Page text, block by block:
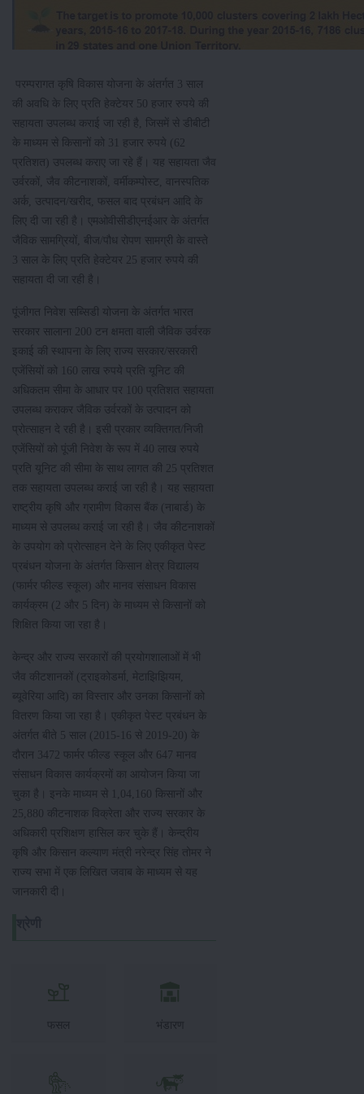
परम्परागत कृषि विकास योजना के अंतर्गत 3 साल
की अवधि के लिए प्रति हेक्टेयर 50 हजार रुपये की
सहायता उपलब्ध कराई जा रही है, जिसमें से डीबीटी
के माध्यम से किसानों को 31 हजार रुपये (62
प्रतिशत) उपलब्ध कराए जा रहे हैं। यह सहायता जैव
उर्वरकों, जैव कीटनाशकों, वर्मीकम्पोस्ट, वानस्पतिक
अर्क, उत्पादन/खरीद, फसल बाद प्रबंधन आदि के
लिए दी जा रही है। एमओवीसीडीएनईआर के अंतर्गत
जैविक सामग्रियों, बीज/पौध रोपण सामग्री के वास्ते
3 साल के लिए प्रति हेक्टेयर 25 हजार रुपये की
सहायता दी जा रही है।
पूंजीगत निवेश सब्सिडी योजना के अंतर्गत भारत
सरकार सालाना 200 टन क्षमता वाली जैविक उर्वरक
इकाई की स्थापना के लिए राज्य सरकार/सरकारी
एजेंसियों को 160 लाख रुपये प्रति यूनिट की
अधिकतम सीमा के आधार पर 100 प्रतिशत सहायता
उपलब्ध कराकर जैविक उर्वरकों के उत्पादन को
प्रोत्साहन दे रही है। इसी प्रकार व्यक्तिगत/निजी
एजेंसियों को पूंजी निवेश के रूप में 40 लाख रुपये
प्रति यूनिट की सीमा के साथ लागत की 25 प्रतिशत
तक सहायता उपलब्ध कराई जा रही है। यह सहायता
राष्ट्रीय कृषि और ग्रामीण विकास बैंक (नाबार्ड) के
माध्यम से उपलब्ध कराई जा रही है। जैव कीटनाशकों
के उपयोग को प्रोत्साहन देने के लिए एकीकृत पेस्ट
प्रबंधन योजना के अंतर्गत किसान क्षेत्र विद्यालय
(फार्मर फील्ड स्कूल) और मानव संसाधन विकास
कार्यक्रम (2 और 5 दिन) के माध्यम से किसानों को
शिक्षित किया जा रहा है।
केन्द्र और राज्य सरकारों की प्रयोगशालाओं में भी
जैव कीटशानकों (ट्राइकोडर्मा, मेटाझिझियम,
ब्यूवेरिया आदि) का विस्तार और उनका किसानों को
वितरण किया जा रहा है। एकीकृत पेस्ट प्रबंधन के
अंतर्गत बीते 5 साल (2015-16 से 2019-20) के
दौरान 3472 फार्मर फील्ड स्कूल और 647 मानव
संसाधन विकास कार्यक्रमों का आयोजन किया जा
चुका है। इनके माध्यम से 1,04,160 किसानों और
25,880 कीटनाशक विक्रेता और राज्य सरकार के
अधिकारी प्रशिक्षण हासिल कर चुके हैं। केन्द्रीय
कृषि और किसान कल्याण मंत्री नरेन्द्र सिंह तोमर ने
राज्य सभा में एक लिखित जवाब के माध्यम से यह
जानकारी दी।
फसल भंडारण